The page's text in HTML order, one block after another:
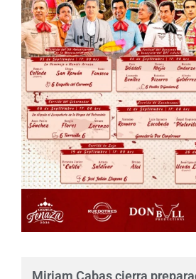
Miriam Cabas cierra